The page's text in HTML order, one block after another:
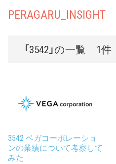
PERAGARU_INSIGHT
「3542」の一覧 1件
3542 ベガコーポレーショ
ンの業績について考察して
みた